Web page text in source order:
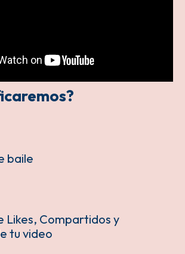
baile
Likes, Compartidos y
tu video